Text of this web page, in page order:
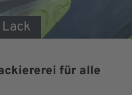
für alle